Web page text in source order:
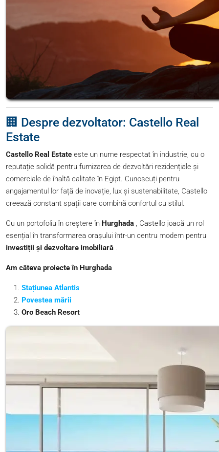
🏢 Despre dezvoltator: Castello Real
Estate
Castello Real Estate este un nume respectat în industrie, cu o
reputație solidă pentru furnizarea de dezvoltări rezidențiale și
comerciale de înaltă calitate în Egipt. Cunoscuți pentru
angajamentul lor față de inovație, lux și sustenabilitate, Castello
creează constant spații care combină confortul cu stilul.
Cu un portofoliu în creștere în Hurghada , Castello joacă un rol
esențial în transformarea orașului într-un centru modern pentru
investiții și dezvoltare imobiliară .
Am câteva proiecte în Hurghada
Stațiunea Atlantis
Povestea mării
Oro Beach Resort